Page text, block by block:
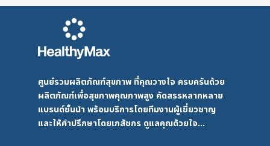
ศูนย์รวมผลิตภัณฑ์สุขภาพ ที่คุณวางใจ ครบครันด้วย
ผลิตภัณฑ์เพื่อสุขภาพคุณภาพสูง คัดสรรหลากหลาย
แบรนด์ชั้นนำ พร้อมบริการโดยทีมงานผู้เชี่ยวชาญ
และให้คำปรึกษาโดยเภสัชกร ดูแลคุณด้วยใจ...